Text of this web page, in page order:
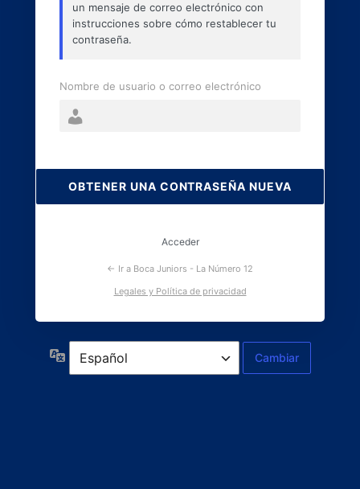
perdida
un mensaje de correo electrónico con
instrucciones sobre cómo restablecer tu
contraseña.
Nombre de usuario o correo electrónico
Acceder
← Ir a Boca Juniors - La Número 12
Legales y Política de privacidad
Idioma